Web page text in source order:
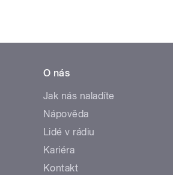
O nás
Jak nás naladíte
Nápověda
Lidé v rádiu
Kariéra
Kontakt